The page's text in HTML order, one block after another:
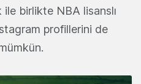
ile birlikte NBA lisanslı
profillerini de